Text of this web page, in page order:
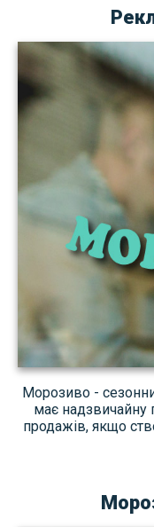
Морозиво -
має надзвичайну
продажів, якщо